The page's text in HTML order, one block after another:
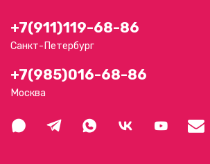
+7(911)119-68-86
Санкт-Петербург
+7(985)016-68-86
Москва